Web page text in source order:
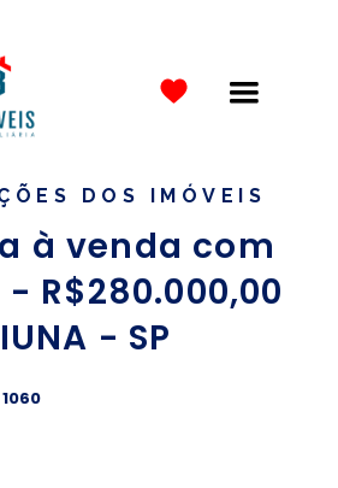
DOS IMÓVEIS
à venda com
- R$280.000,00
- SP
1060